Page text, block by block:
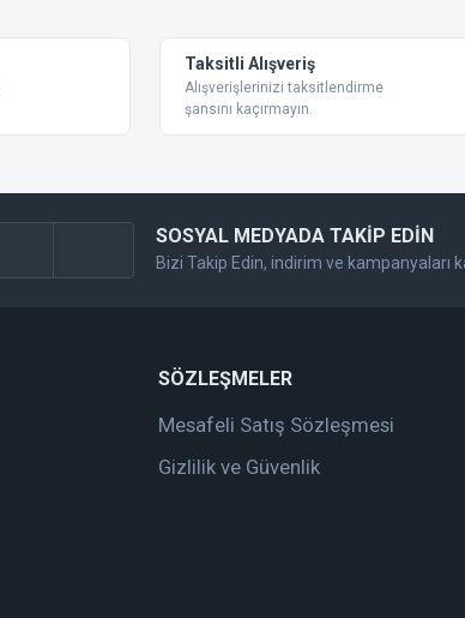
Taksitli Alışveriş
Alışverişlerinizi taksitlendirme
şansını kaçırmayın.
SOSYAL MEDYADA TAKİP EDİN
Bizi Takip Edin, indirim ve kampanyaları
SÖZLEŞMELER
Mesafeli Satış Sözleşmesi
Gizlilik ve Güvenlik